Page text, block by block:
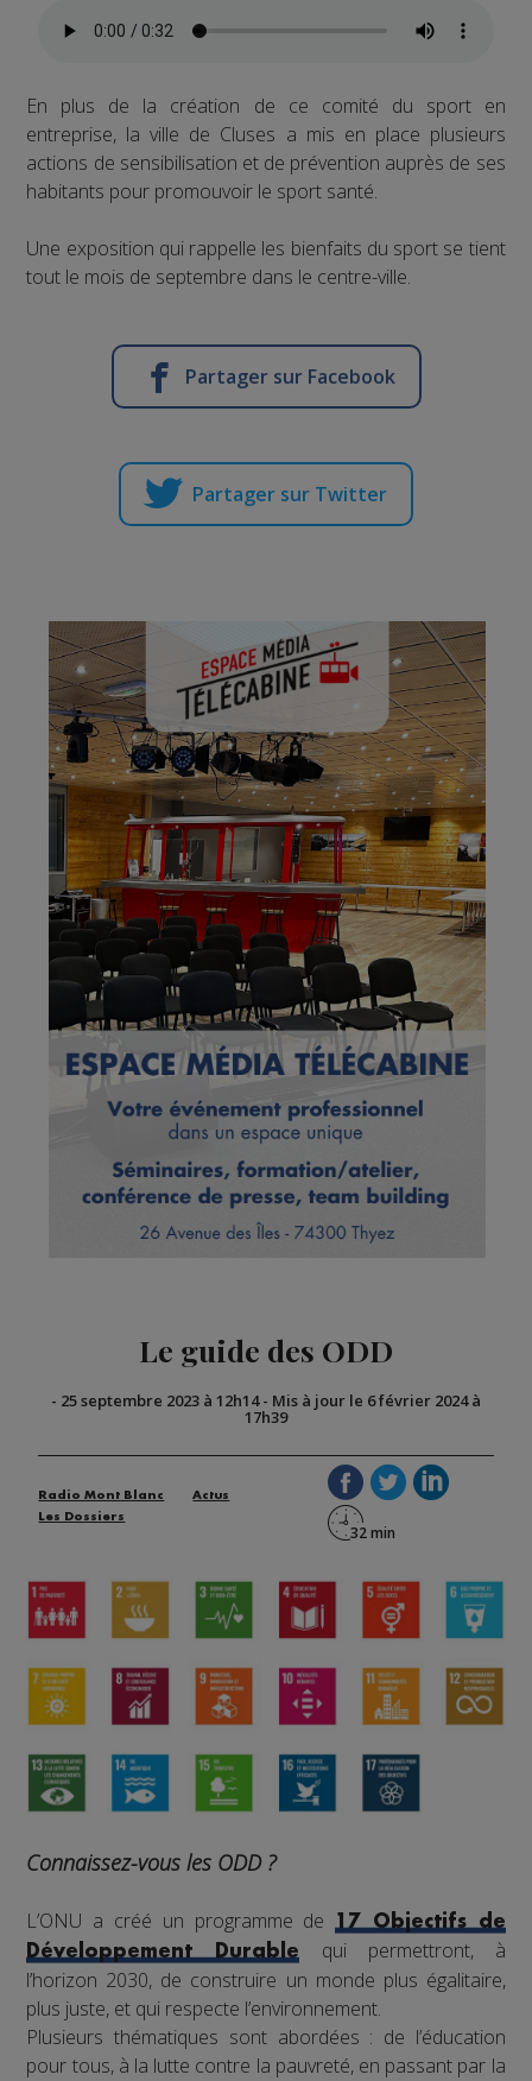
En plus de la création de ce comité du sport en
entreprise, la ville de Cluses a mis en place plusieurs
actions de sensibilisation et de prévention auprès de ses
habitants pour promouvoir le sport santé.
Une exposition qui rappelle les bienfaits du sport se tient
tout le mois de septembre dans le centre-ville.
Partager sur Facebook
Partager sur Twitter
Le guide des ODD
- 25 septembre 2023 à 12h14- Mis à jour le 6 février 2024 à
17h39
Radio Mont Blanc
Actus
Les Dossiers
Connaissez-vous les ODD ?
L’ONU a créé un programme de17 Objectifs de
Développement Durable
qui permettront, à
l’horizon 2030, de construire un monde plus égalitaire,
plus juste, et qui respecte l’environnement.
Plusieurs thématiques sont abordées : de l’éducation
pour tous, à la lutte contre la pauvreté, en passant par la